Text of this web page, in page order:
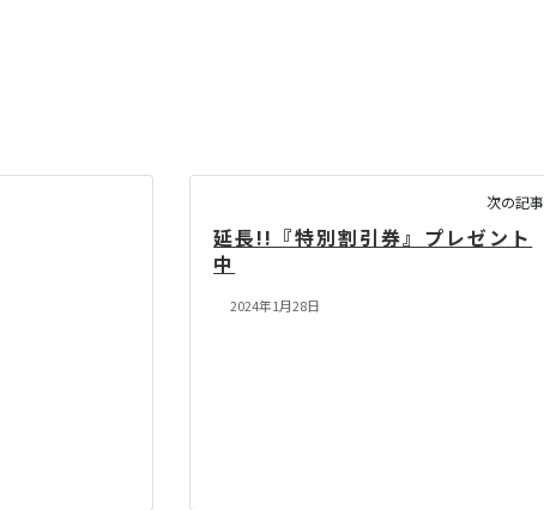
次の記事
延長!!『特別割引券』プレゼント
中
2024年1月28日